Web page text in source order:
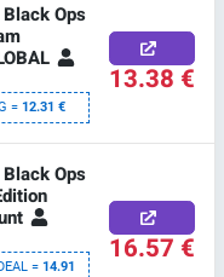
Ops
=12.31 €
13.38 €
Ops
=14.91
16.57 €